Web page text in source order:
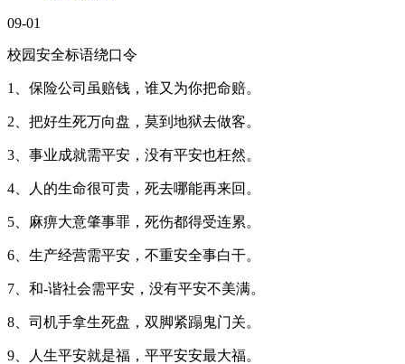
09-01
校园安全标语绕口令
1、保险公司虽赔钱，谁又为你把命赔。
2、把好生死万向盘，莫到地狱去做客。
3、事业成就需平安，没有平安也枉然。
4、人的生命很可贵，死去哪能再来回。
5、麻痹大意肇事罪，死伤都得受连累。
6、生产经营需平安，不重安全事白干。
7、和-谐社会需平安，没有平安不美满。
8、司机手拿生死盘，双脚紧蹋鬼门关。
9、人生平安就是福，平平安安最大福。